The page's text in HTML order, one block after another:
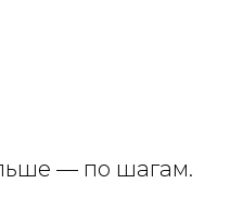
— по шагам.